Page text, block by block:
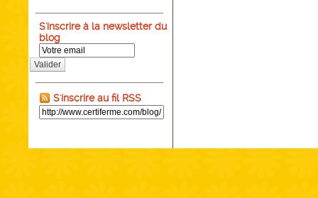
S'inscrire à la newsletter du
blog
Valider
S'inscrire au fil RSS